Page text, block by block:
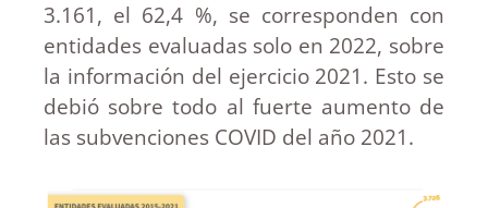
3.161, el 62,4 %, se corresponden con
entidades evaluadas solo en 2022, sobre
la información del ejercicio 2021. Esto se
debió sobre todo al fuerte aumento de
las subvenciones COVID del año 2021.